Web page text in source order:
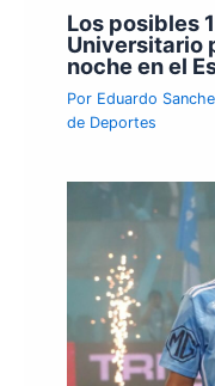
Los posibles
Universitario
noche en el
Por Eduardo
de Deportes